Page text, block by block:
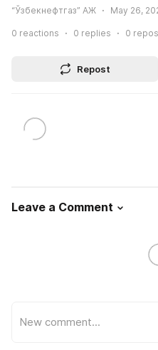
“Ўзбекнефтгаз” АЖ May 26,
0 reactions 0 replies 0
Repost
Leave a Comment